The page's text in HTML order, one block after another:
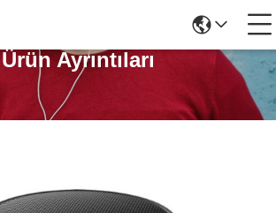
Ürün Ayrıntıları